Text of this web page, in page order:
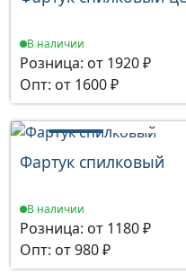
В наличии
Розница: от 1920 ₽
Опт: от 1600 ₽
1 2
Фартук спилковый
В наличии
Розница: от 1180 ₽
Опт: от 980 ₽